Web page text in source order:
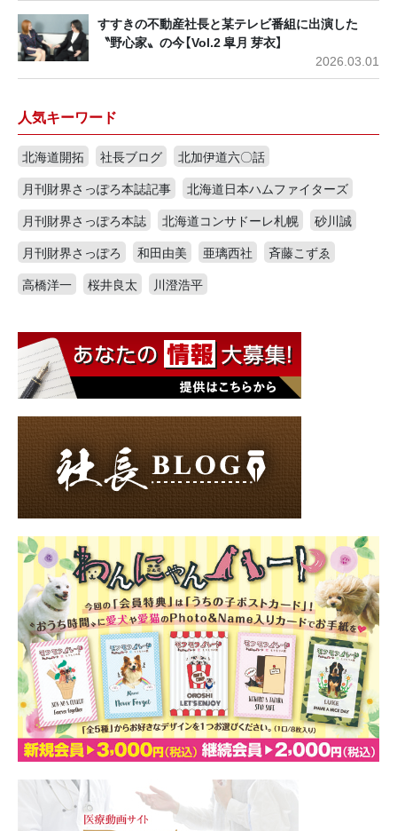
すすきの不動産社長と某テレビ番組に出演した
〝野心家〟の今【Vol.2 皐月 芽衣】
2026.03.01
人気キーワード
北海道開拓 社長ブログ
北加伊道六〇話
月刊財界さっぽろ本誌記事
北海道日本ハムファイターズ
月刊財界さっぽろ本誌
北海道コンサドーレ札幌
砂川誠
月刊財界さっぽろ
和田由美 亜璃西社
斉藤こずゑ
高橋洋一
桜井良太 川澄浩平